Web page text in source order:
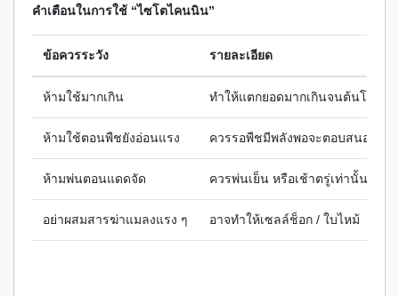
คำเตือนในการใช้ “ไซโตไคนนิน”
ข้อควรระวัง รายละเอียด
ห้ามใช้มากเกิน ทำให้แตกยอดมากเกินจนต้นโทรม
ห้ามใช้ตอนพืชยังอ่อนแรง ควรรอพืชมีพลังพอจะตอบสนอง
ห้ามพ่นตอนแดดจัด ควรพ่นเย็น หรือเช้าตรู่เท่านั้น
อย่าผสมสารฆ่าแมลงแรง ๆ อาจทำให้เซลล์ช็อก / ใบไหม้